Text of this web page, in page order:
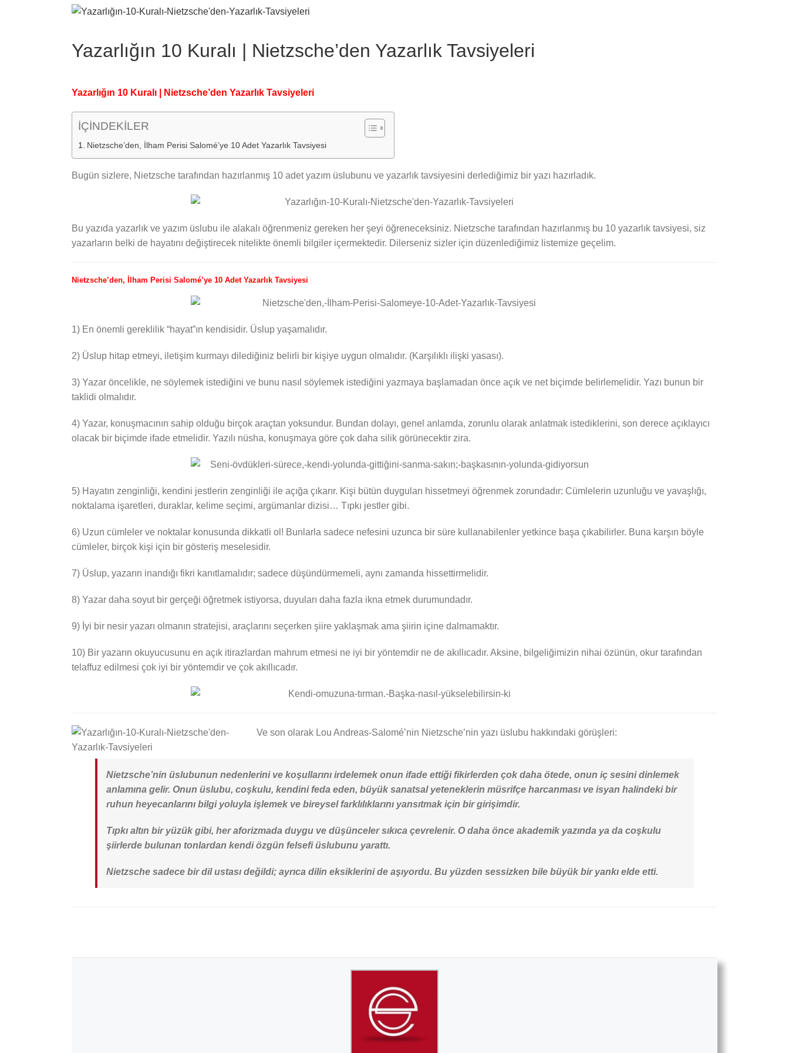
View
Yazarlığın 10 Kuralı | Nietzsche’den Yazarlık Tavsiyeleri
Yazarlığın 10 Kuralı | Nietzsche’den Yazarlık Tavsiyeleri
İÇİNDEKİLER
Nietzsche’den, İlham Perisi Salomé’ye 10 Adet Yazarlık Tavsiyesi
Bugün sizlere, Nietzsche tarafından hazırlanmış 10 adet yazım üslubunu ve yazarlık tavsiyesini derlediğimiz bir yazı hazırladık.
Bu yazıda yazarlık ve yazım üslubu ile alakalı öğrenmeniz gereken her şeyi öğreneceksiniz. Nietzsche tarafından hazırlanmış bu 10 yazarlık tavsiyesi, siz
yazarların belki de hayatını değiştirecek nitelikte önemli bilgiler içermektedir. Dilerseniz sizler için düzenlediğimiz listemize geçelim.
Nietzsche’den, İlham Perisi Salomé’ye 10 Adet Yazarlık Tavsiyesi
1) En önemli gereklilik “hayat”ın kendisidir. Üslup yaşamalıdır.
2) Üslup hitap etmeyi, iletişim kurmayı dilediğiniz belirli bir kişiye uygun olmalıdır. (Karşılıklı ilişki yasası).
3) Yazar öncelikle, ne söylemek istediğini ve bunu nasıl söylemek istediğini yazmaya başlamadan önce açık ve net biçimde belirlemelidir. Yazı bunun bir
taklidi olmalıdır.
4) Yazar, konuşmacının sahip olduğu birçok araçtan yoksundur. Bundan dolayı, genel anlamda, zorunlu olarak anlatmak istediklerini, son derece açıklayıcı
olacak bir biçimde ifade etmelidir. Yazılı nüsha, konuşmaya göre çok daha silik görünecektir zira.
5) Hayatın zenginliği, kendini jestlerin zenginliği ile açığa çıkarır. Kişi bütün duyguları hissetmeyi öğrenmek zorundadır: Cümlelerin uzunluğu ve yavaşlığı,
noktalama işaretleri, duraklar, kelime seçimi, argümanlar dizisi… Tıpkı jestler gibi.
6) Uzun cümleler ve noktalar konusunda dikkatli ol! Bunlarla sadece nefesini uzunca bir süre kullanabilenler yetkince başa çıkabilirler. Buna karşın böyle
cümleler, birçok kişi için bir gösteriş meselesidir.
7) Üslup, yazarın inandığı fikri kanıtlamalıdır; sadece düşündürmemeli, aynı zamanda hissettirmelidir.
8) Yazar daha soyut bir gerçeği öğretmek istiyorsa, duyuları daha fazla ikna etmek durumundadır.
9) İyi bir nesir yazarı olmanın stratejisi, araçlarını seçerken şiire yaklaşmak ama şiirin içine dalmamaktır.
10) Bir yazarın okuyucusunu en açık itirazlardan mahrum etmesi ne iyi bir yöntemdir ne de akıllıcadır. Aksine, bilgeliğimizin nihai özünün, okur tarafından
telaffuz edilmesi çok iyi bir yöntemdir ve çok akıllıcadır.
Ve son olarak Lou Andreas-Salomé’nin Nietzsche’nin yazı üslubu hakkındaki görüşleri:
Nietzsche’nin üslubunun nedenlerini ve koşullarını irdelemek onun ifade ettiği fikirlerden çok daha ötede, onun iç sesini dinlemek
anlamına gelir. Onun üslubu, coşkulu, kendini feda eden, büyük sanatsal yeteneklerin müsrifçe harcanması ve isyan halindeki bir
ruhun heyecanlarını bilgi yoluyla işlemek ve bireysel farklılıklarını yansıtmak için bir girişimdir.
Tıpkı altın bir yüzük gibi, her aforizmada duygu ve düşünceler sıkıca çevrelenir. O daha önce akademik yazında ya da coşkulu
şiirlerde bulunan tonlardan kendi özgün felsefi üslubunu yarattı.
Nietzsche sadece bir dil ustası değildi; ayrıca dilin eksiklerini de aşıyordu. Bu yüzden sessizken bile büyük bir yankı elde etti.